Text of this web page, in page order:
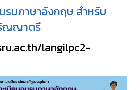
รมภาษาอังกฤษ สำหรับ
ญญาตรี
langilpc2-